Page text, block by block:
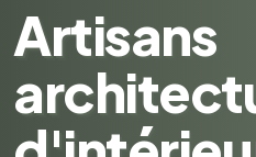
Artisans